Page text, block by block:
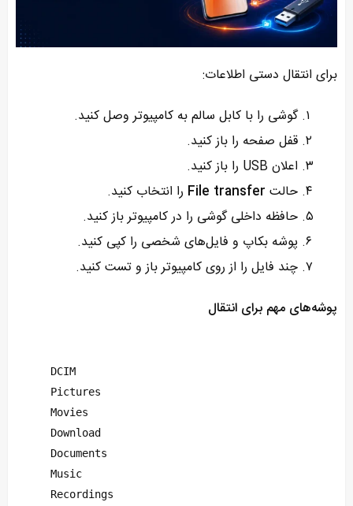
برای انتقال دستی اطلاعات:
گوشی را با کابل سالم به کامپیوتر وصل کنید.
قفل صفحه را باز کنید.
اعلان USB را باز کنید.
حالت File transfer را انتخاب کنید.
حافظه داخلی گوشی را در کامپیوتر باز کنید.
پوشه بکاپ و فایل‌های شخصی را کپی کنید.
چند فایل را از روی کامپیوتر باز و تست کنید.
پوشه‌های مهم برای انتقال
DCIM
Pictures
Movies
Download
Documents
Music
Recordings